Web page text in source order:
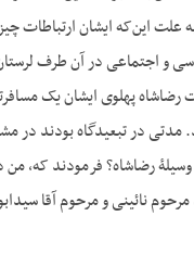
علت این‌که ایشان ارتباطات
و اجتماعی در آن طرف
پهلوی ایشان یک
مدتی در تبعیدگاه بودند
رضاشاه؟ فرمودند که،
مرحوم نائینی و مرحوم آقا